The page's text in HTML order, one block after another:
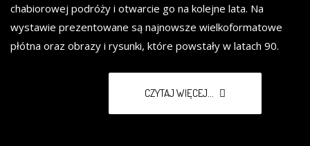
chabiorowej podróży i otwarcie go na kolejne lata. Na
wystawie prezentowane są najnowsze wielkoformatowe
płótna oraz obrazy i rysunki, które powstały w latach 90.
CZYTAJ WIĘCEJ...